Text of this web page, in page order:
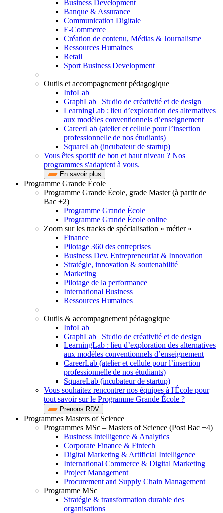
Business Development
Banque & Assurance
Communication Digitale
E-Commerce
Création de contenu, Médias & Journalisme
Ressources Humaines
Retail
Sport Business Development
Outils et accompagnement pédagogique
InfoLab
GraphLab | Studio de créativité et de design
LearningLab : lieu d’exploration des alternatives
aux modèles conventionnels d’enseignement
CareerLab (atelier et cellule pour l’insertion
professionnelle de nos étudiants)
SquareLab (incubateur de startup)
Vous êtes sportif de bon et haut niveau ? Nos
programmes s'adaptent à vous.
En savoir plus
Programme Grande École
Programme Grande École, grade Master (à partir de
Bac +2)
Programme Grande École
Programme Grande École online
Zoom sur les tracks de spécialisation « métier »
Finance
Pilotage 360 des entreprises
Business Dev. Entrepreneuriat & Innovation
Stratégie, innovation & soutenabilité
Marketing
Pilotage de la performance
International Business
Ressources Humaines
Outils & accompagnement pédagogique
InfoLab
GraphLab | Studio de créativité et de design
LearningLab : lieu d’exploration des alternatives
aux modèles conventionnels d’enseignement
CareerLab (atelier et cellule pour l’insertion
professionnelle de nos étudiants)
SquareLab (incubateur de startup)
Vous souhaitez rencontrer nos équipes à l'École pour
tout savoir sur le Programme Grande École ?
Prenons RDV
Programmes Masters of Science
Programmes MSc – Masters of Science (Post Bac +4)
Business Intelligence & Analytics
Corporate Finance & Fintech
Digital Marketing & Artificial Intelligence
International Commerce & Digital Marketing
Project Management
Procurement and Supply Chain Management
Programme MSc
Stratégie & transformation durable des
organisations